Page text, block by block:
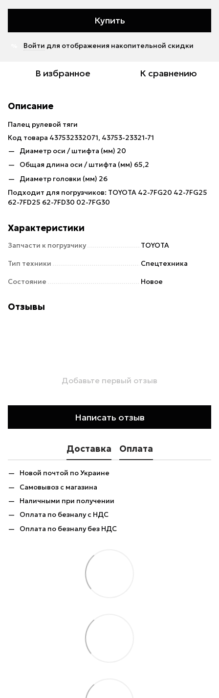
Купить
Войти для отображения накопительной скидки
В избранное К сравнению
Описание
Палец рулевой тяги
Код товара 437532332071, 43753-23321-71
Диаметр оси / штифта (мм) 20
Общая длина оси / штифта (мм) 65,2
Диаметр головки (мм) 26
Подходит для погрузчиков: TOYOTA 42-7FG20 42-7FG25
62-7FD25 62-7FD30 02-7FG30
Характеристики
Запчасти к погрузчику TOYOTA
Тип техники Спецтехника
Состояние Новое
Отзывы
Добавьте первый отзыв
Написать отзыв
Доставка Оплата
Новой почтой по Украине
Самовывоз с магазина
Наличными при получении
Оплата по безналу с НДС
Оплата по безналу без НДС